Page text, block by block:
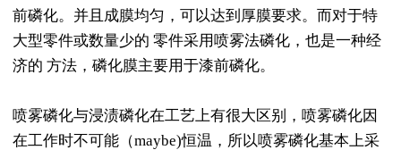
前磷化。并且成膜均匀，可以达到厚膜要求。而对于特
大型零件或数量少的 零件采用喷雾法磷化，也是一种经
济的 方法，磷化膜主要用于漆前磷化。
喷雾磷化与浸渍磷化在工艺上有很大区别，喷雾磷化因
在工作时不可能（maybe)恒温，所以喷雾磷化基本上采